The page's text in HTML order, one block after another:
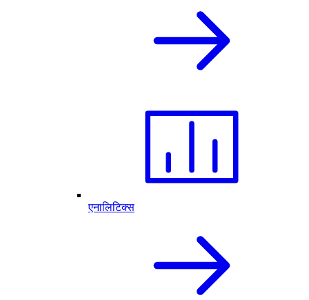
एनालिटिक्स